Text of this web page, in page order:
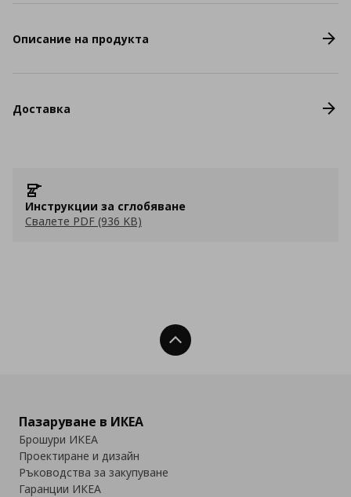
Описание на продукта
Доставка
Инструкции за сглобяване
Свалете PDF (936 KB)
Нагоре
Пазаруване в ИКЕА
Брошури ИКЕА
Проектиране и дизайн
Ръководства за закупуване
Гаранции ИКЕА